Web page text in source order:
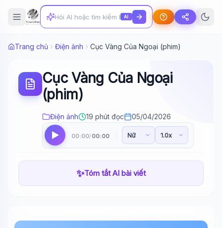
AI
Trang chủ Điện ảnh Cục Vàng Của Ngoại (phim)
Cục Vàng Của Ngoại
(phim)
Điện ảnh 19 phút đọc 05/04/2026
00:00/ 00:00
✨Tóm tắt AI bài viết